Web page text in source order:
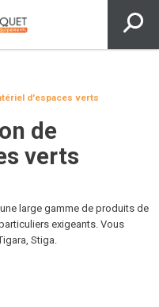
d'espaces verts
de
verts
large gamme de produits de
exigeants. Vous
Stiga.